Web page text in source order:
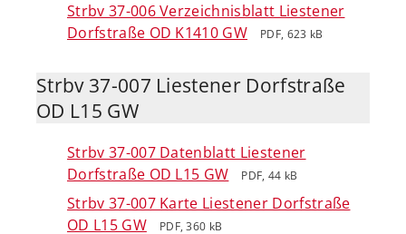
Strbv 37-006 Verzeichnisblatt Liestener
Dorfstraße OD K1410 GW
PDF, 623 kB
Strbv 37-007 Liestener Dorfstraße
OD L15 GW
Strbv 37-007 Datenblatt Liestener
Dorfstraße OD L15 GW
PDF, 44 kB
Strbv 37-007 Karte Liestener Dorfstraße
OD L15 GW
PDF, 360 kB